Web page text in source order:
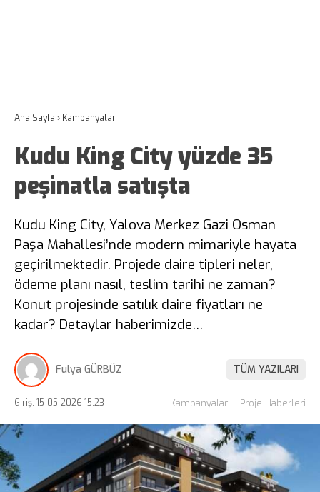
Ana Sayfa › Kampanyalar
Kudu King City yüzde 35
peşinatla satışta
Kudu King City, Yalova Merkez Gazi Osman
Paşa Mahallesi’nde modern mimariyle hayata
geçirilmektedir. Projede daire tipleri neler,
ödeme planı nasıl, teslim tarihi ne zaman?
Konut projesinde satılık daire fiyatları ne
kadar? Detaylar haberimizde…
Fulya GÜRBÜZ TÜM YAZILARI
Giriş: 15-05-2026 15:23 Kampanyalar Proje Haberleri